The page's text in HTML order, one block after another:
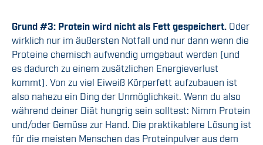
Grund #3: Protein wird nicht als Fett gespeichert. Oder
wirklich nur im äußersten Notfall und nur dann wenn die
Proteine chemisch aufwendig umgebaut werden (und
es dadurch zu einem zusätzlichen Energieverlust
kommt). Von zu viel Eiweiß Körperfett aufzubauen ist
also nahezu ein Ding der Unmöglichkeit. Wenn du also
während deiner Diät hungrig sein solltest: Nimm Protein
und/oder Gemüse zur Hand. Die praktikablere Lösung ist
für die meisten Menschen das Proteinpulver aus dem